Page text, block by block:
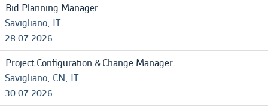
Bid Planning Manager
Savigliano, IT
28.07.2026
Project Configuration & Change Manager
Savigliano, CN, IT
30.07.2026